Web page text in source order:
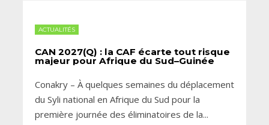
ACTUALITÉS
CAN 2027(Q) : la CAF écarte tout risque
majeur pour Afrique du Sud–Guinée
Conakry – À quelques semaines du déplacement
du Syli national en Afrique du Sud pour la
première journée des éliminatoires de la...